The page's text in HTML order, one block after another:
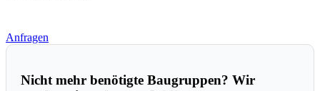
Anfragen
Nicht mehr benötigte Baugruppen? Wir